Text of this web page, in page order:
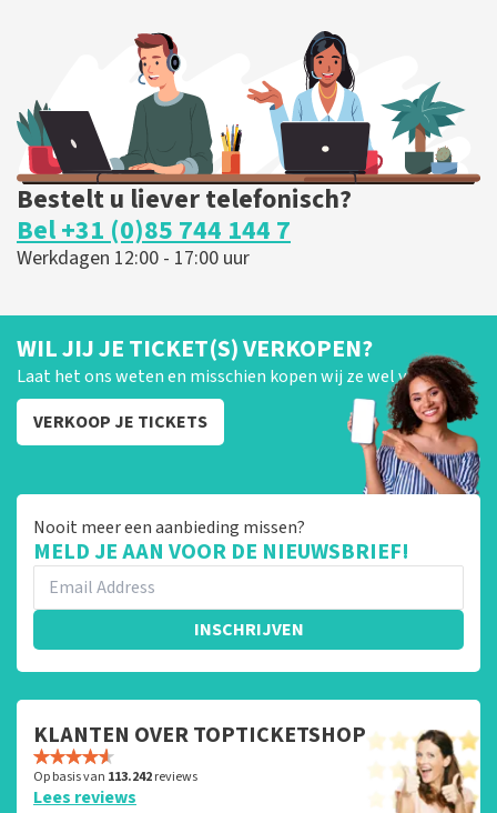
Bestelt u liever telefonisch?
Bel +31 (0)85 744 144 7
Werkdagen 12:00 - 17:00 uur
WIL JIJ JE TICKET(S) VERKOPEN?
Laat het ons weten en misschien kopen wij ze wel van je!
VERKOOP JE TICKETS
Nooit meer een aanbieding missen?
MELD JE AAN VOOR DE NIEUWSBRIEF!
INSCHRIJVEN
KLANTEN OVER TOPTICKETSHOP
Op basis van 113.242reviews
Lees reviews